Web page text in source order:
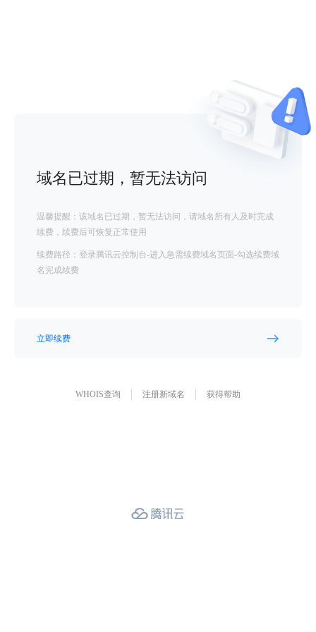
域名已过期，暂无法访问
温馨提醒：该域名已过期，暂无法访问，请域名所有人及时完成
续费，续费后可恢复正常使用
续费路径：登录腾讯云控制台-进入急需续费域名页面-勾选续费域
名完成续费
立即续费
WHOIS查询 注册新域名 获得帮助